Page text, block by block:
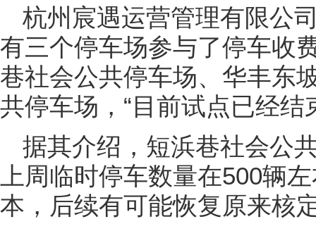
杭州宸遇运营管理有限公
有三个停车场参与了停车收
巷社会公共停车场、华丰东
共停车场，“目前试点已经结
据其介绍，短浜巷社会公
上周临时停车数量在500辆
本，后续有可能恢复原来核